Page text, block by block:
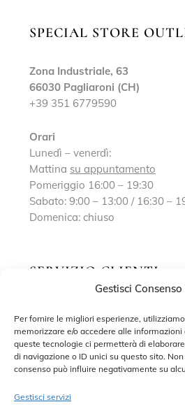
Gestisci
Per fornire le migliori esperienze,
memorizzare e/o accedere alle
queste tecnologie ci permetterà di
di navigazione o ID unici su questo sito.
consenso può influire negativamente su
Gestisci servizi
SPECIAL STORE
Zona Industriale, 63
66030 Pagliaroni (CH)
+39 351 6779590
Orari
Lunedì – venerdì:
Mattina su appuntamento
Pomeriggio 16:00 – 19:30
Sabato: 9:00 – 13:00 / 16:30 –
Domenica: chiuso
SERVIZIO CLIENTI
Contatti
Privacy Policy